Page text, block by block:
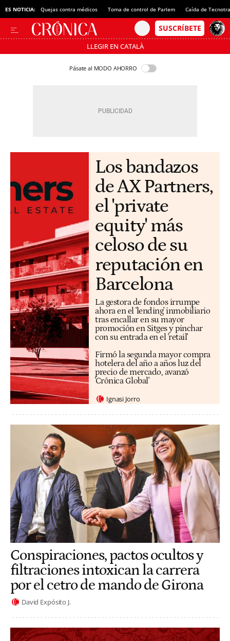
ES NOTICIA: Quejas contra médicos Toma de control de Parlem Caída de
LLEGIR EN CATALÀ
Pásate al MODO AHORRO
Los bandazos
de AX Partners,
el 'private
equity' más
celoso de su
reputación en
Barcelona
La gestora de fondos irrumpe
ahora en el 'lending' inmobiliario
tras encallar en su mayor
promoción en Sitges y pinchar
con su entrada en el 'retail'
Firmó la segunda mayor compra
hotelera del año a años luz del
precio de mercado, avanzó
'Crónica Global'
Ignasi Jorro
Conspiraciones, pactos ocultos y
filtraciones intoxican la carrera
por el cetro de mando de Girona
David Expósito J.